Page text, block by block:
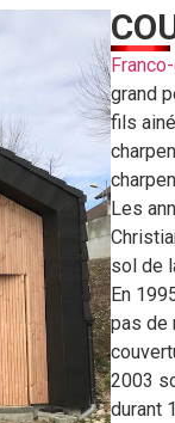
grand
fils
Les
sol de
En
pas de
2003
durant